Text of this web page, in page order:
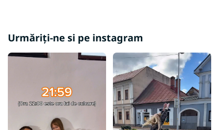
În funcție de capacitatea de încărcare a saltelei - 120 kg
Saltele în funcție de capacitatea de greutate 100+ kg
Urmăriți-ne si pe instagram